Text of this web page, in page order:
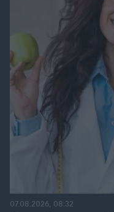
07.08.2026, 08:32